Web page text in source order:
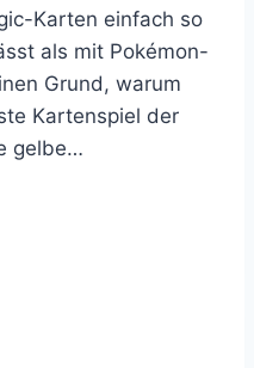
Karten einfach so
als mit Pokémon-
Grund, warum
Kartenspiel der
gelbe…